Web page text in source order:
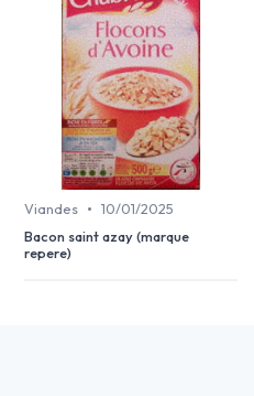
Viandes • 10/01/2025
Bacon saint azay (marque
repere)